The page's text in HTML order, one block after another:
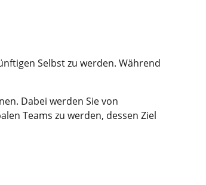
Selbst zu werden. Während
Dabei werden Sie von
Teams zu werden, dessen Ziel